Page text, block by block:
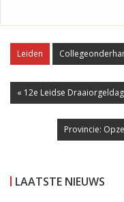
Leiden
« 12e Leidse
Provincie:
LAATSTE NIEUWS